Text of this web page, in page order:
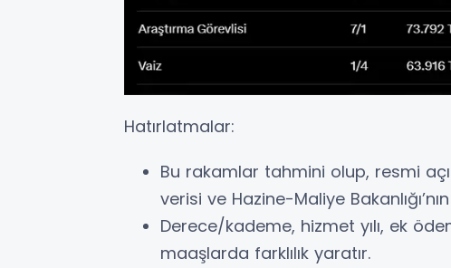
Hatırlatmalar:
Bu rakamlar tahmini olup, resmi
verisi ve Hazine-Maliye
Derece/kademe, hizmet yılı, ek
maaşlarda farklılık yaratır.